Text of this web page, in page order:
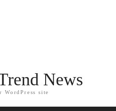
News
WordPress site